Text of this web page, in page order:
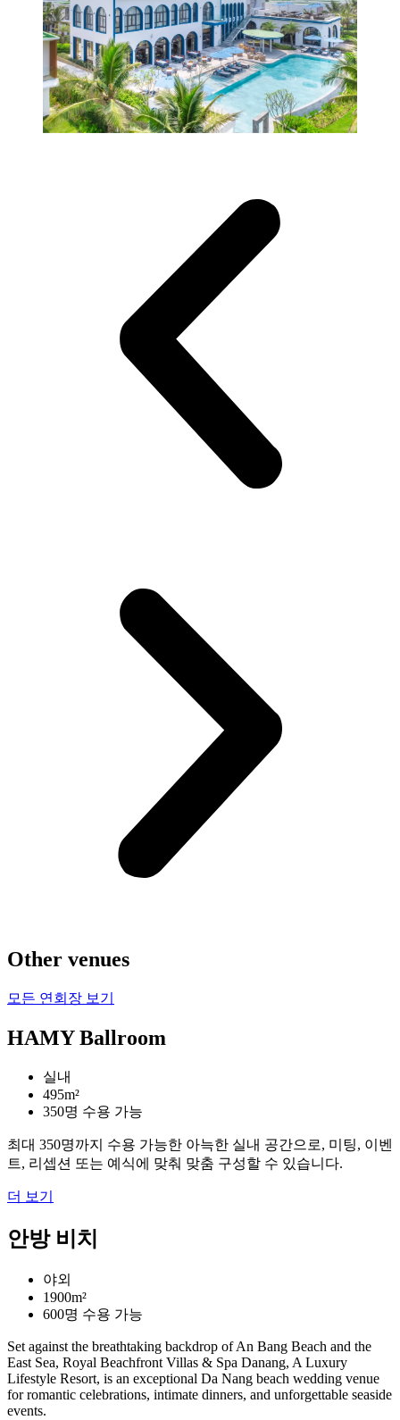
Other venues
모든 연회장 보기
HAMY Ballroom
실내
495m²
350명 수용 가능
최대 350명까지 수용 가능한 아늑한 실내 공간으로, 미팅, 이벤
트, 리셉션 또는 예식에 맞춰 맞춤 구성할 수 있습니다.
더 보기
안방 비치
야외
1900m²
600명 수용 가능
Set against the breathtaking backdrop of An Bang Beach and the
East Sea, Royal Beachfront Villas & Spa Danang, A Luxury
Lifestyle Resort, is an exceptional Da Nang beach wedding venue
for romantic celebrations, intimate dinners, and unforgettable seaside
events.